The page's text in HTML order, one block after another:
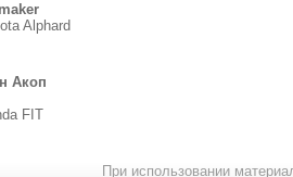
Alphard
Акоп
FIT
При использовании